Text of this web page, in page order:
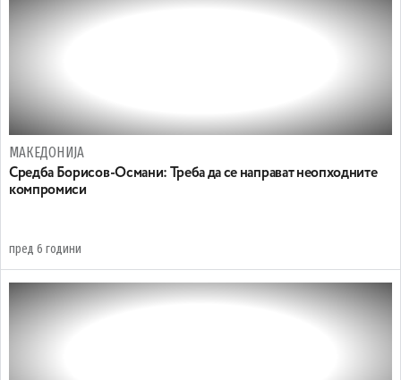
МАКЕДОНИЈА
Средба Борисов-Османи: Треба да се направат неопходните
компромиси
пред 6 години